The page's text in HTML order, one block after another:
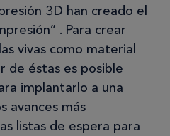
3D han creado el
. Para crear
vivas como material
de éstas es posible
implantarlo a una
avances más
listas de espera para